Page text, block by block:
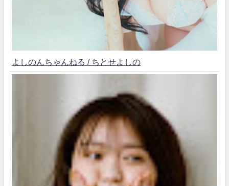
よしのんちゃんねる / ちとせよしの